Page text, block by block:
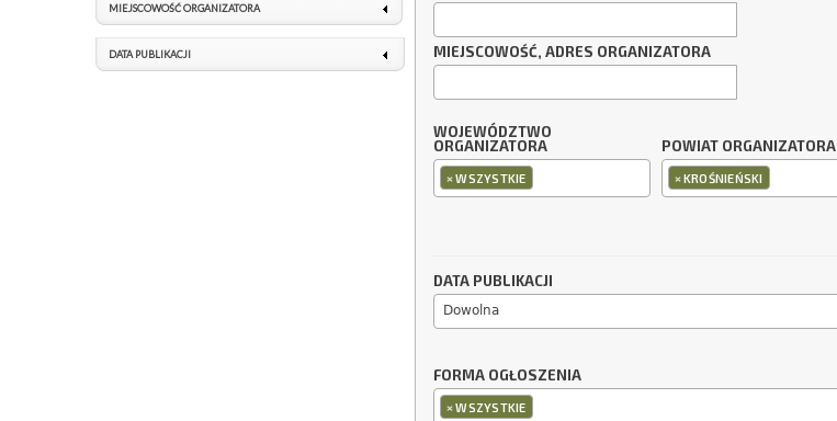
MIEJSCOWOŚĆ, ADRES ORGANIZATORA
WOJEWÓDZTWO
ORGANIZATORA
×WSZYSTKIE
POWIAT ORGANIZATORA
×KROŚNIEŃSKI
DATA PUBLIKACJI
Dowolna
FORMA OGŁOSZENIA
×WSZYSTKIE
MIEJSCOWOŚĆ ORGANIZATORA
DATA PUBLIKACJI